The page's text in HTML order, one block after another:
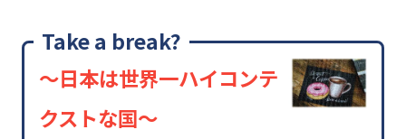
Take a break?
～日本は世界一ハイコンテ
クストな国～